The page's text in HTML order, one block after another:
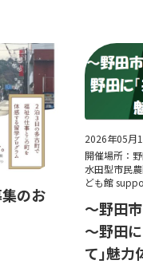
集のお
2026年05月
開催場所：
水田型市民
ども館
～野田
～野田
て｣魅力